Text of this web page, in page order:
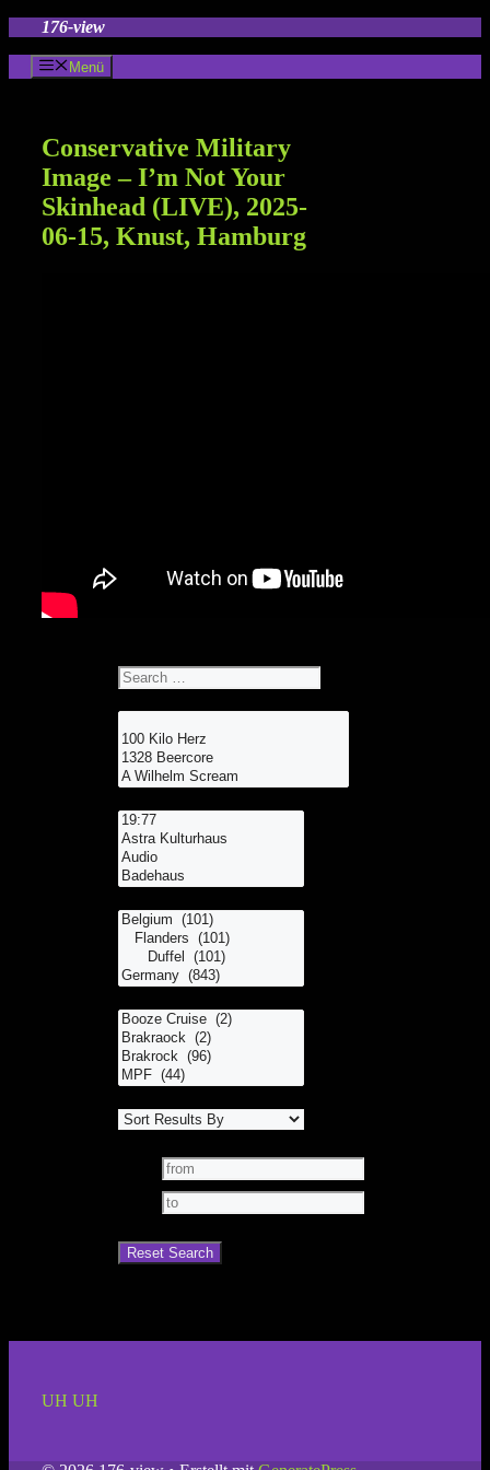
springen
176-view
Menü
Conservative Military
Image – I’m Not Your
Skinhead (LIVE), 2025-
06-15, Knust, Hamburg
UH UH